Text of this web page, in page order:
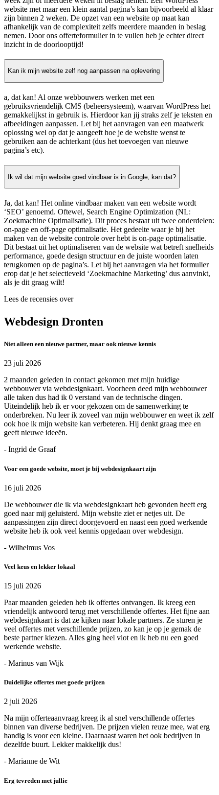
website met maar een klein aantal pagina’s kan bijvoorbeeld al klaar
zijn binnen 2 weken. De opzet van een website op maat kan
afhankelijk van de complexiteit zelfs meerdere maanden in beslag
nemen. Door ons offerteformulier in te vullen heb je echter direct
inzicht in de doorlooptijd!
Kan ik mijn website zelf nog aanpassen na oplevering
a, dat kan! Al onze webbouwers werken met een
gebruiksvriendelijk CMS (beheersysteem), waarvan WordPress het
gemakkelijkst in gebruik is. Hierdoor kan jij straks zelf je teksten en
afbeeldingen aanpassen. Let bij het aanvragen van een maatwerk
oplossing wel op dat je aangeeft hoe je de website wenst te
gebruiken aan de achterkant (dus het toevoegen van nieuwe
pagina’s etc).
Ik wil dat mijn website goed vindbaar is in Google, kan dat?
Ja, dat kan! Het online vindbaar maken van een website wordt
‘SEO’ genoemd. Oftewel, Search Engine Optimization (NL:
Zoekmachine Optimalisatie). Dit proces bestaat uit twee onderdelen:
on-page en off-page optimalisatie. Het gedeelte waar je bij het
maken van de website controle over hebt is on-page optimalisatie.
Dit bestaat uit het optimaliseren van de website wat betreft snelheids
performance, goede design structuur en de juiste woorden laten
terugkomen op de pagina’s. Let bij het aanvragen via het formulier
erop dat je het selectieveld ‘Zoekmachine Marketing’ dus aanvinkt,
als je dit graag wilt!
Lees de recensies over
Webdesign Dronten
Niet alleen een nieuwe partner, maar ook nieuwe kennis
23 juli 2026
2 maanden geleden in contact gekomen met mijn huidige
webbouwer via webdesignkaart. Voorheen deed mijn webbouwer
alle taken dus had ik 0 verstand van de technische dingen.
Uiteindelijk heb ik er voor gekozen om de samenwerking te
onderbreken. Nu leer ik zoveel van mijn webbouwer en weet ik zelf
ook hoe ik mijn website kan verbeteren. Hij denkt graag mee en
geeft nieuwe ideeën.
- Ingrid de Graaf
Voor een goede website, moet je bij webdesignkaart zijn
16 juli 2026
De webbouwer die ik via webdesignkaart heb gevonden heeft erg
goed naar mij geluisterd. Mijn website ziet er netjes uit. De
aanpassingen zijn direct doorgevoerd en naast een goed werkende
website heb ik ook veel kennis opgedaan over webdesign.
- Wilhelmus Vos
Veel keus en lekker lokaal
15 juli 2026
Paar maanden geleden heb ik offertes ontvangen. Ik kreeg een
vriendelijk antwoord terug met verschillende offertes. Het fijne aan
webdesignkaart is dat ze kijken naar lokale partners. Ze sturen je
veel offertes met verschillende prijzen, zo kan je op je gemak de
beste partner kiezen. Alles ging heel vlot en ik heb nu een goed
werkende website.
- Marinus van Wijk
Duidelijke offertes met goede prijzen
2 juli 2026
Na mijn offerteaanvraag kreeg ik al snel verschillende offertes
binnen van diverse bedrijven. De prijzen vielen reuze mee, wat erg
handig is voor een kleine. Daarnaast waren het ook bedrijven in
dezelfde buurt. Lekker makkelijk dus!
- Marianne de Wit
Erg tevreden met jullie